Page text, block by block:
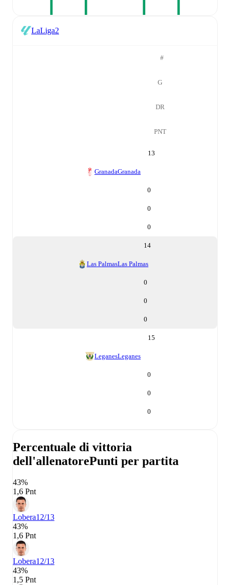
LaLiga2
#
G
DR
PNT
13
GranadaGranada
0
0
0
14
Las PalmasLas Palmas
0
0
0
15
LeganesLeganes
0
0
0
Percentuale di vittoria
dell'allenatorePunti per partita
43%
1,6 Pnt
Lobera12/13
43%
1,6 Pnt
Lobera12/13
43%
1,5 Pnt